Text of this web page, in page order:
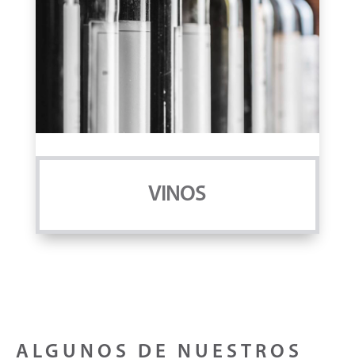
VINOS
ALGUNOS DE NUESTROS